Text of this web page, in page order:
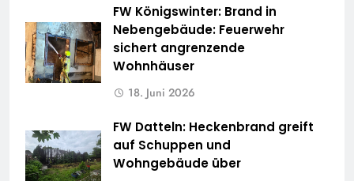
FW Königswinter: Brand in
Nebengebäude: Feuerwehr
sichert angrenzende
Wohnhäuser
18. Juni 2026
FW Datteln: Heckenbrand greift
auf Schuppen und
Wohngebäude über